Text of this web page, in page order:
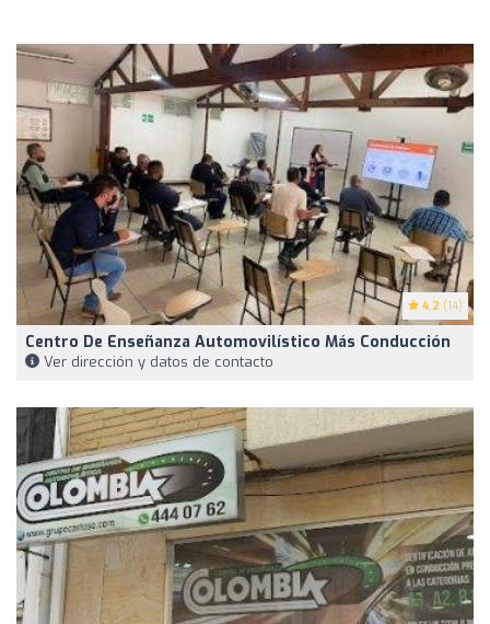
4.2 (14)
Centro De Enseñanza Automovilístico Más Conducción
Ver dirección y datos de contacto